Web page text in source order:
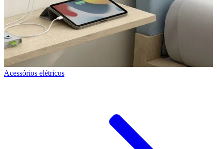
Acessórios elétricos